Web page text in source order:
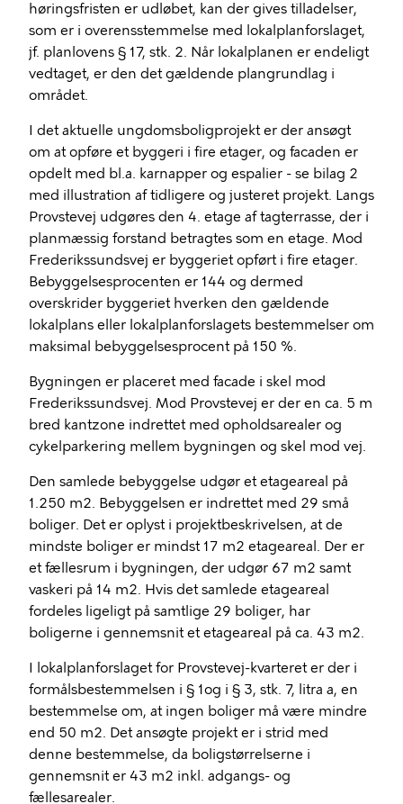
høringsfristen er udløbet, kan der gives tilladelser,
som er i overensstemmelse med lokalplanforslaget,
jf. planlovens § 17, stk. 2. Når lokalplanen er endeligt
vedtaget, er den det gældende plangrundlag i
området.
I det aktuelle ungdomsboligprojekt er der ansøgt
om at opføre et byggeri i fire etager, og facaden er
opdelt med bl.a. karnapper og espalier - se bilag 2
med illustration af tidligere og justeret projekt. Langs
Provstevej udgøres den 4. etage af tagterrasse, der i
planmæssig forstand betragtes som en etage. Mod
Frederikssundsvej er byggeriet opført i fire etager.
Bebyggelsesprocenten er 144 og dermed
overskrider byggeriet hverken den gældende
lokalplans eller lokalplanforslagets bestemmelser om
maksimal bebyggelsesprocent på 150 %.
Bygningen er placeret med facade i skel mod
Frederikssundsvej. Mod Provstevej er der en ca. 5 m
bred kantzone indrettet med opholdsarealer og
cykelparkering mellem bygningen og skel mod vej.
Den samlede bebyggelse udgør et etageareal på
1.250 m2. Bebyggelsen er indrettet med 29 små
boliger. Det er oplyst i projektbeskrivelsen, at de
mindste boliger er mindst 17 m2 etageareal. Der er
et fællesrum i bygningen, der udgør 67 m2 samt
vaskeri på 14 m2. Hvis det samlede etageareal
fordeles ligeligt på samtlige 29 boliger, har
boligerne i gennemsnit et etageareal på ca. 43 m2.
I lokalplanforslaget for Provstevej-kvarteret er der i
formålsbestemmelsen i § 1og i § 3, stk. 7, litra a, en
bestemmelse om, at ingen boliger må være mindre
end 50 m2. Det ansøgte projekt er i strid med
denne bestemmelse, da boligstørrelserne i
gennemsnit er 43 m2 inkl. adgangs- og
fællesarealer.